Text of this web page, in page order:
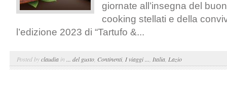
giornate all’insegna del
cooking stellati e della
l’edizione 2023 di “Tartufo &...
Posted byclaudia in ... del gusto Continenti, I viaggi ... Italia Lazio